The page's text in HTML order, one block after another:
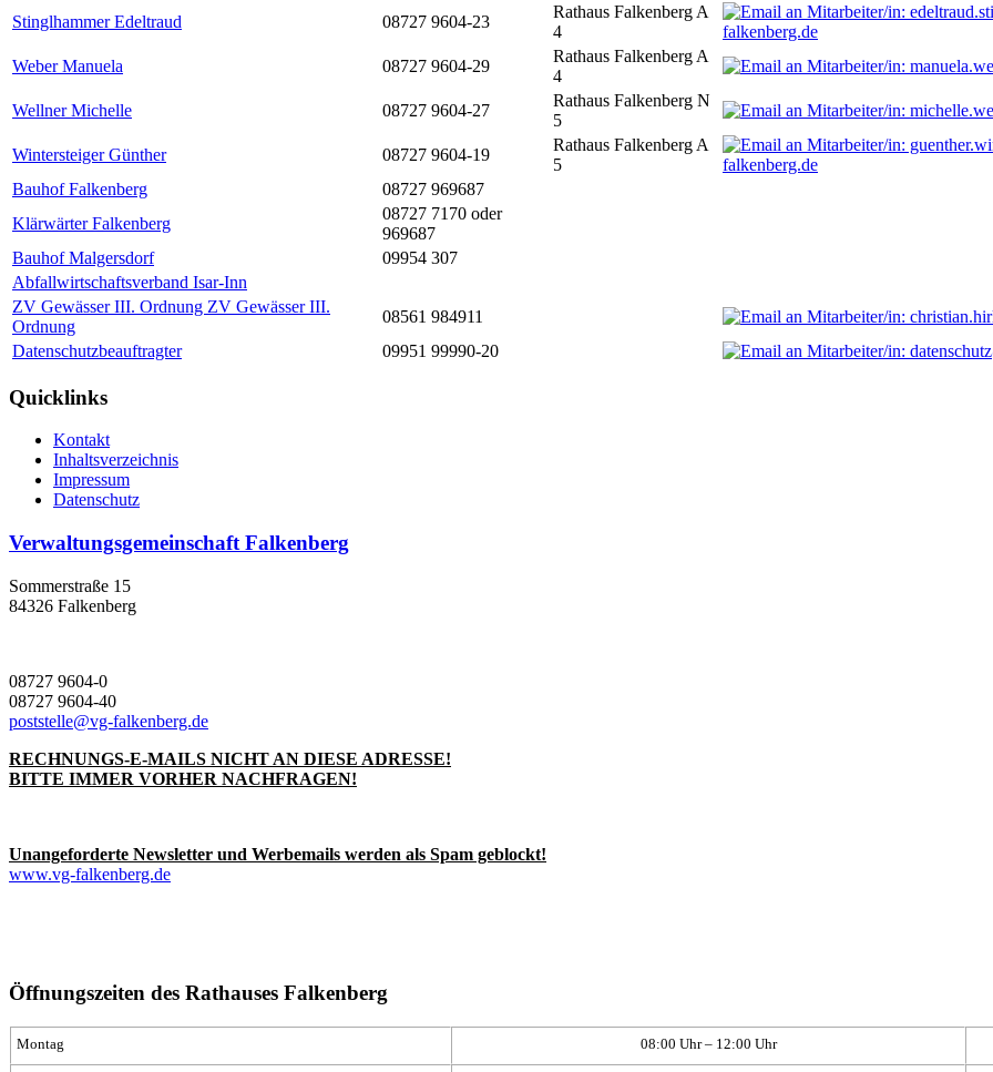
Stinglhammer Edeltraud 08727 9604-23
Rathaus Falkenberg A
4
falkenberg.de
Weber Manuela
08727 9604-29
Rathaus Falkenberg A
4
Wellner Michelle 08727 9604-27
Rathaus Falkenberg N
5
Wintersteiger Günther 08727 9604-19
Rathaus Falkenberg A
5
falkenberg.de
Bauhof Falkenberg
08727 969687
Klärwärter Falkenberg
08727 7170 oder
969687
Bauhof Malgersdorf
09954 307
Abfallwirtschaftsverband Isar-Inn
ZV Gewässer III. Ordnung ZV Gewässer III.
Ordnung
08561 984911
Datenschutzbeauftragter
09951 99990-20
Quicklinks
Kontakt
Inhaltsverzeichnis
Impressum
Datenschutz
Verwaltungsgemeinschaft Falkenberg
Sommerstraße 15
84326 Falkenberg
08727 9604-0
08727 9604-40
poststelle@vg-falkenberg.de
RECHNUNGS-E-MAILS NICHT AN DIESE ADRESSE!
BITTE IMMER VORHER NACHFRAGEN!
Unangeforderte Newsletter und Werbemails werden als Spam geblockt!
www.vg-falkenberg.de
Öffnungszeiten des Rathauses Falkenberg
Montag 08:00 Uhr – 12:00 Uhr